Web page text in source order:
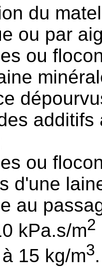
du
ou par
ou
ou
d'une
au
kPa.s/m2
15 kg/m3.